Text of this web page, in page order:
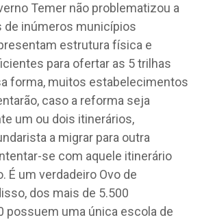
Temer não problematizou a
de inúmeros municípios
estrutura física e
para ofertar as 5 trilhas
forma, muitos estabelecimentos
caso a reforma seja
um ou dois itinerários,
a migrar para outra
se com aquele itinerário
É um verdadeiro Ovo de
dos mais de 5.500
possuem uma única escola de